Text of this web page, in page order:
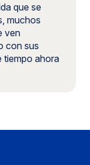
que se
muchos
ven
con sus
tiempo ahora